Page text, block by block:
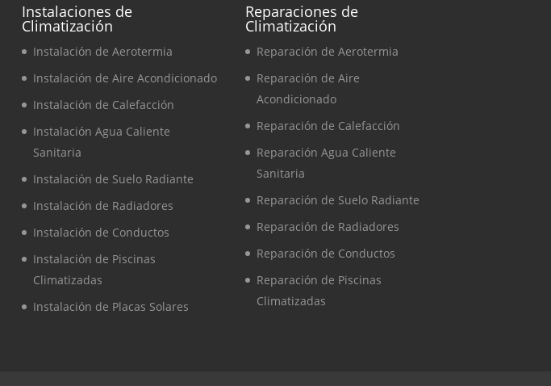
Instalaciones de
Climatización
Instalación de Aerotermia
Instalación de Aire Acondicionado
Instalación de Calefacción
Instalación Agua Caliente
Sanitaria
Instalación de Suelo Radiante
Instalación de Radiadores
Instalación de Conductos
Instalación de Piscinas
Climatizadas
Instalación de Placas Solares
Reparaciones de
Climatización
Reparación de Aerotermia
Reparación de Aire
Acondicionado
Reparación de Calefacción
Reparación Agua Caliente
Sanitaria
Reparación de Suelo Radiante
Reparación de Radiadores
Reparación de Conductos
Reparación de Piscinas
Climatizadas